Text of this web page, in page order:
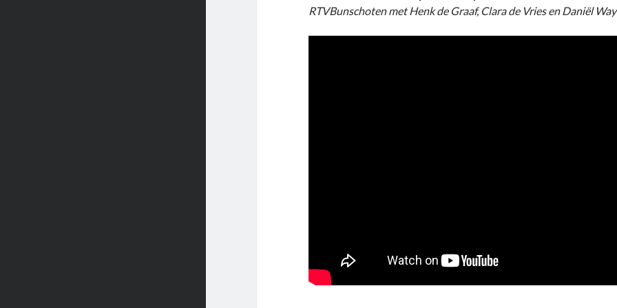
RTVBunschoten met Henk de Graaf, Clara de Vries en Daniël